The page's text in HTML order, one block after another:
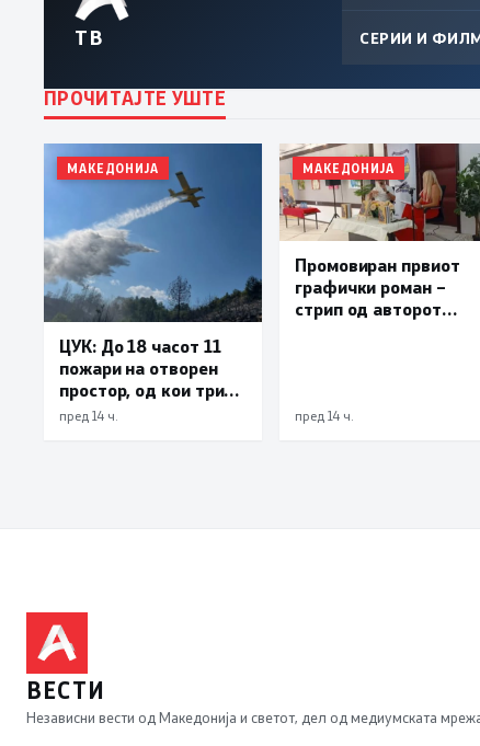
ТВ СЕРИИ И
ПРОЧИТАЈТЕ УШТЕ
МАКЕДОНИЈА
ЦУК: До 18 часот 11
пожари на отворен
простор, од кои три
се активни – изгаснат
пред 14 ч.
МАКЕДОНИЈА
Промовиран првиот
графички роман –
стрип од авторот
пред 14 ч.
ВЕСТИ
Независни вести од Македонија и светот, дел од медиумската